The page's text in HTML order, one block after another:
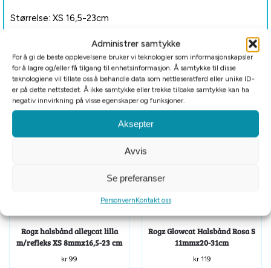
Administrer samtykke
For å gi de beste opplevelsene bruker vi teknologier som informasjonskapsler
for å lagre og/eller få tilgang til enhetsinformasjon. Å samtykke til disse
teknologiene vil tillate oss å behandle data som nettleseratferd eller unike ID-
er på dette nettstedet. Å ikke samtykke eller trekke tilbake samtykke kan ha
negativ innvirkning på visse egenskaper og funksjoner.
Aksepter
Avvis
Se preferanser
PersonvernKontakt oss
Størrelse: XS 16,5-23cm
Tilleggsinformasjon
Relaterte produkter
Rogz halsbånd alleycat lilla
m/refleks XS 8mmx16,5-23 cm
kr 99
Rogz Glowcat Halsbånd Rosa S
11mmx20-31cm
kr119